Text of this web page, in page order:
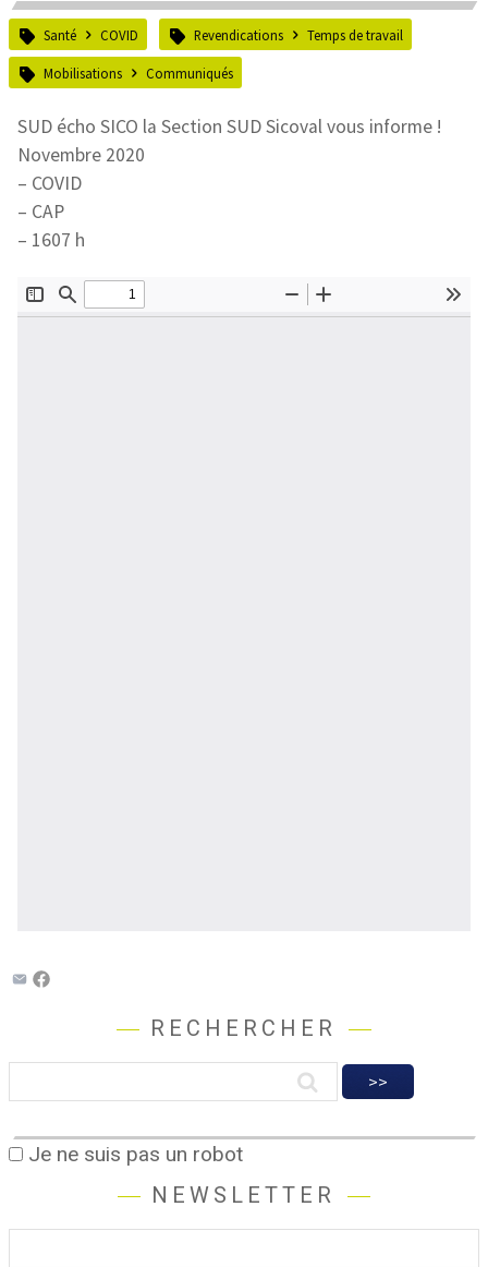
Santé COVID Revendications Temps de travail
Mobilisations Communiqués
SUD écho SICO la Section SUD Sicoval vous informe !
Novembre 2020
– COVID
– CAP
– 1607 h
RECHERCHER
Je ne suis pas un robot
NEWSLETTER